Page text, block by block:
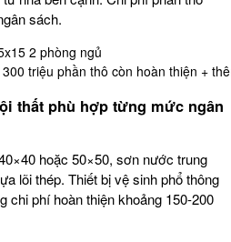
sách.
triệu phần thô còn hoàn thiện +
thất phù hợp từng mức ngân
hoặc 50×50, sơn nước trung
lõi thép. Thiết bị vệ sinh phổ thông
chi phí hoàn thiện khoảng 150-200